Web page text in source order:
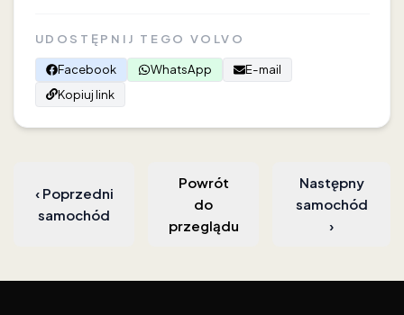
UDOSTĘPNIJ TEGO VOLVO
Facebook
WhatsApp
E-mail
Kopiuj link
‹ Poprzedni
samochód
Powrót
do
przeglądu
Następny
samochód
›